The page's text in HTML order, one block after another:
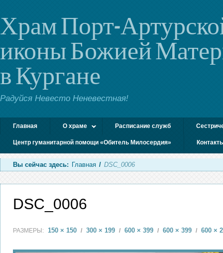
Храм Порт-
иконы Божией
в Кургане
Радуйся Невесто Неневестная!
Главная О храме Расписание служб
Центр гуманитарной помощи «Обитель Милосердия»
Вы сейчас здесь: Главная / DSC_0006
DSC_0006
РАЗМЕРЫ: 150 × 150 / 300 × 199 / 600 × 399 / 600 × 399 / 600 ×